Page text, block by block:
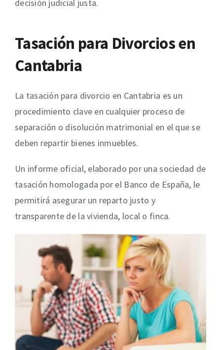
decisión judicial justa.
Tasación para Divorcios en
Cantabria
La tasación para divorcio en Cantabria es un
procedimiento clave en cualquier proceso de
separación o disolución matrimonial en el que se
deben repartir bienes inmuebles.
Un informe oficial, elaborado por una sociedad de
tasación homologada por el Banco de España, le
permitirá asegurar un reparto justo y
transparente de la vivienda, local o finca.